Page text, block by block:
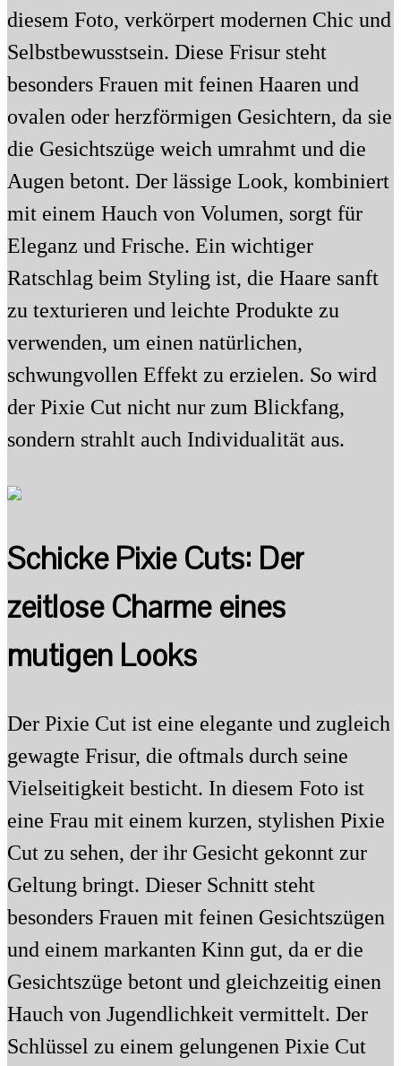
diesem Foto, verkörpert modernen Chic und
Selbstbewusstsein. Diese Frisur steht
besonders Frauen mit feinen Haaren und
ovalen oder herzförmigen Gesichtern, da sie
die Gesichtszüge weich umrahmt und die
Augen betont. Der lässige Look, kombiniert
mit einem Hauch von Volumen, sorgt für
Eleganz und Frische. Ein wichtiger
Ratschlag beim Styling ist, die Haare sanft
zu texturieren und leichte Produkte zu
verwenden, um einen natürlichen,
schwungvollen Effekt zu erzielen. So wird
der Pixie Cut nicht nur zum Blickfang,
sondern strahlt auch Individualität aus.
Schicke Pixie Cuts: Der
zeitlose Charme eines
mutigen Looks
Der Pixie Cut ist eine elegante und zugleich
gewagte Frisur, die oftmals durch seine
Vielseitigkeit besticht. In diesem Foto ist
eine Frau mit einem kurzen, stylishen Pixie
Cut zu sehen, der ihr Gesicht gekonnt zur
Geltung bringt. Dieser Schnitt steht
besonders Frauen mit feinen Gesichtszügen
und einem markanten Kinn gut, da er die
Gesichtszüge betont und gleichzeitig einen
Hauch von Jugendlichkeit vermittelt. Der
Schlüssel zu einem gelungenen Pixie Cut